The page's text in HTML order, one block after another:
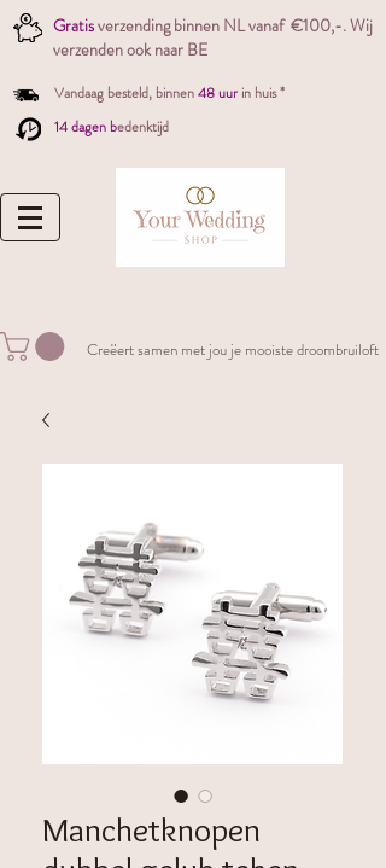
Gratisverzending binnen NL vanaf €100,-. Wij
verzenden ook naar BE
Vandaag besteld, binnen48 uur in huis *
14 dagen bedenktijd
Creëert samen met jou je mooiste droombruiloft
Manchetknopen